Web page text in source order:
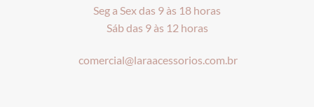
Seg a Sex das 9 às 18 horas
Sáb das 9 às 12 horas
comercial@laraacessorios.com.br